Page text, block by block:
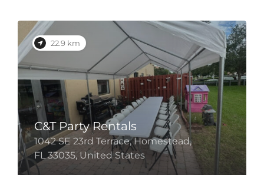
22.9 km
C&T Party Rentals
1042 SE 23rd Terrace, Homestead,
FL 33035, United States